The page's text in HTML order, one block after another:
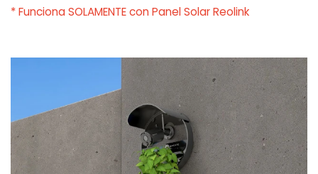
* Funciona SOLAMENTE con Panel Solar Reolink